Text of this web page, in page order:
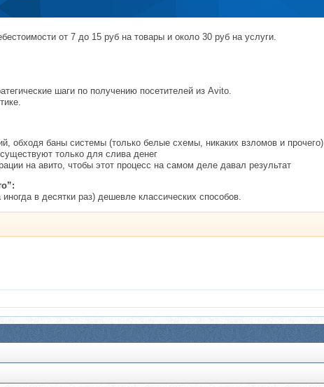
от 7 до 15 руб на товары и около 30 руб на услуги.
шаги по получению посетителей из Avito.
обходя баны системы (только белые схемы, никаких взломов и прочего)
только для слива денег
на авито, чтобы этот процесс на самом деле давал результат
в десятки раз) дешевле классических способов.